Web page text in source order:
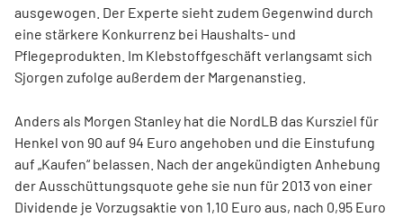
ausgewogen. Der Experte sieht zudem Gegenwind durch
eine stärkere Konkurrenz bei Haushalts- und
Pflegeprodukten. Im Klebstoffgeschäft verlangsamt sich
Sjorgen zufolge außerdem der Margenanstieg.
Anders als Morgen Stanley hat die NordLB das Kursziel für
Henkel von 90 auf 94 Euro angehoben und die Einstufung
auf „Kaufen“ belassen. Nach der angekündigten Anhebung
der Ausschüttungsquote gehe sie nun für 2013 von einer
Dividende je Vorzugsaktie von 1,10 Euro aus, nach 0,95 Euro